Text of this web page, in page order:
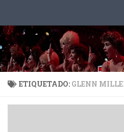
ETIQUETADO: GLENN